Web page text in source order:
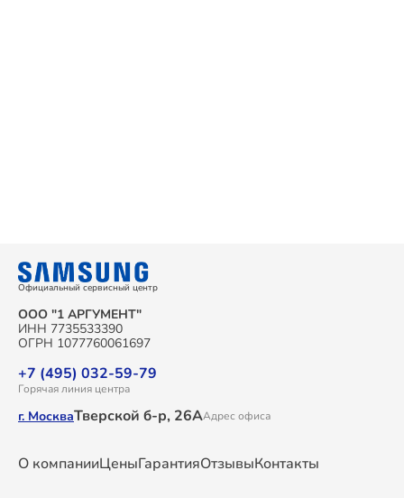
Официальный сервисный центр
ООО "1 АРГУМЕНТ"
ИНН 7735533390
ОГРН 1077760061697
+7 (495) 032-59-79
Горячая линия центра
г. МоскваТверской б-р, 26ААдрес офиса
О компанииЦеныГарантияОтзывыКонтакты